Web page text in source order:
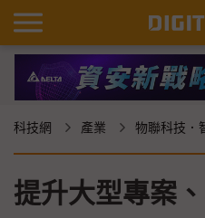
科技網 產業 物聯科技．
提升大型專案